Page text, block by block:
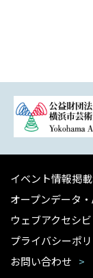
イベント情報掲
オープンデータ
ウェブアクセシ
プライバシーポ
お問い合わせ